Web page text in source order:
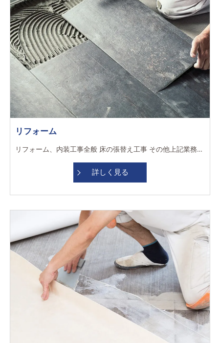
リフォーム
リフォーム、内装工事全般 床の張替え工事 その他上記業務に付随する業務 早く終われば、現場によって直行直帰できるのは嬉しいです！ 技術を教えてもらえるサポート体制が手厚いので、ありがたいです！ 資格取得支援制度整っており、キャリアアップも目指せます！ 時代にあった働き方、職場の付き合い方が出来るのでストレスが少ないです！ ゆくゆく独立を考えている話を伝えても、温かくサポートしてもらえている所が嬉しいです！
詳しく見る